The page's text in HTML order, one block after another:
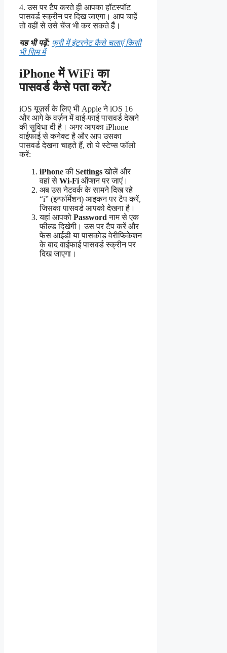
4. उस पर टैप करते ही आपका हॉटस्पॉट
पासवर्ड स्क्रीन पर दिख जाएगा। आप चाहें
तो वहीं से उसे चेंज भी कर सकते हैं।
यह भी पढ़ें: फ्री में इंटरनेट कैसे चलाएं किसी
भी सिम में
iPhone में WiFi का
पासवर्ड कैसे पता करें?
iOS यूज़र्स के लिए भी Apple ने iOS 16
और आगे के वर्ज़न में वाई-फाई पासवर्ड देखने
की सुविधा दी है। अगर आपका iPhone
वाईफाई से कनेक्ट है और आप उसका
पासवर्ड देखना चाहते हैं, तो ये स्टेप्स फॉलो
करें:
iPhoneकी Settingsखोलें और
वहां से Wi-Fi ऑप्शन पर जाएं।
अब उस नेटवर्क के सामने दिख रहे
“i” (इन्फॉर्मेशन) आइकन पर टैप करें,
जिसका पासवर्ड आपको देखना है।
यहां आपको Password नाम से एक
फील्ड दिखेगी। उस पर टैप करें और
फेस आईडी या पासकोड वेरीफिकेशन
के बाद वाईफाई पासवर्ड स्क्रीन पर
दिख जाएगा।